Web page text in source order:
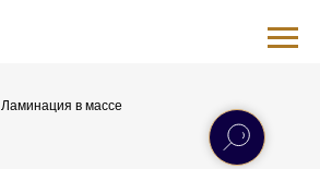
Ламинация в массе